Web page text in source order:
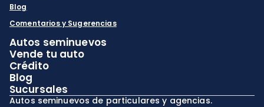
Blog
Comentarios y Sugerencias
Autos seminuevos
Vende tu auto
Crédito
Blog
Sucursales
Autos seminuevos de particulares y agencias.